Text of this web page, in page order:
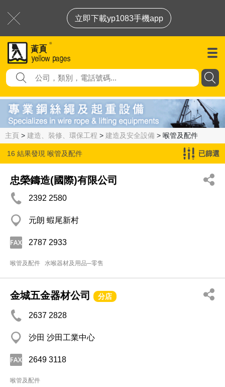
立即下載yp1083手機app
主頁 > 建造、裝修、環保工程 > 建造及安全設備 > 喉管及配件
16 結果發現 喉管及配件 已篩選
忠榮鑄造(國際)有限公司
2392 2580
元朗 蝦尾新村
2787 2933
喉管及配件 水喉器材及用品─零售
金城五金器材公司 分店
2637 2828
沙田 沙田工業中心
2649 3118
喉管及配件